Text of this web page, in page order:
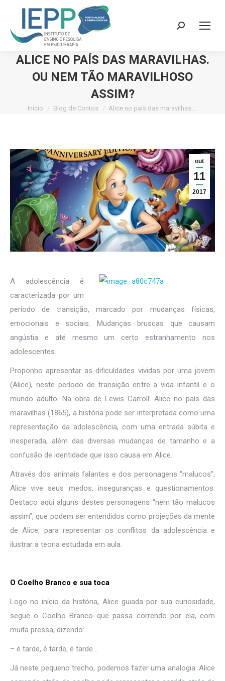
Search:
ALICE NO PAÍS DAS MARAVILHAS.
OU NEM TÃO MARAVILHOSO
ASSIM?
Você está aqui:
Início Blog de Contos Alice no país das maravilhas.…
out
11
2017
A adolescência é
caracterizada por um
período de transição, marcado por mudanças físicas,
emocionais e sociais. Mudanças bruscas que causam
angústia e até mesmo um certo estranhamento nos
adolescentes.
Proponho apresentar as dificuldades vividas por uma jovem
(Alice), neste período de transição entre a vida infantil e o
mundo adulto. Na obra de Lewis Carroll: Alice no país das
maravilhas (1865), a história pode ser interpretada como uma
representação da adolescência, com uma entrada súbita e
inesperada, além das diversas mudanças de tamanho e a
confusão de identidade que isso causa em Alice.
Através dos animais falantes e dos personagens “malucos”,
Alice vive seus medos, inseguranças e questionamentos.
Destaco aqui alguns destes personagens “nem tão malucos
assim”, que podem ser entendidos como projeções da mente
de Alice, para representar os conflitos da adolescência e
ilustrar a teoria estudada em aula.
O Coelho Branco e sua toca
Logo no início da história, Alice guiada por sua curiosidade,
segue o Coelho Branco que passa correndo por ela, com
muita pressa, dizendo:
– é tarde, é tarde, é tarde…
Já neste pequeno trecho, podemos fazer uma analogia: Alice